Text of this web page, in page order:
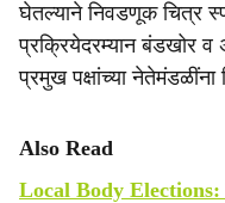
घेतल्याने निवडणूक चित्र
प्रक्रियेदरम्यान बंडखोर व
प्रमुख पक्षांच्या
Also Read
Local Body Elections: